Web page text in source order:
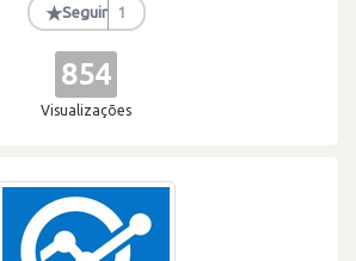
★Seguir 1
854
Visualizações